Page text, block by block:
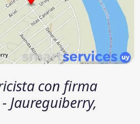
con firma
Jaureguiberry,